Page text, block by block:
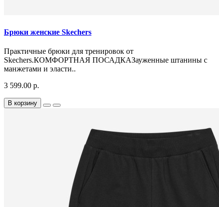
Брюки женские Skechers
Практичные брюки для тренировок от
Skechers.КОМФОРТНАЯ ПОСАДКАЗауженные штанины с
манжетами и эласти..
3 599.00 р.
В корзину